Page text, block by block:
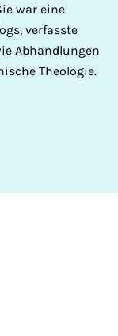
war eine
verfasste
Abhandlungen
Theologie.